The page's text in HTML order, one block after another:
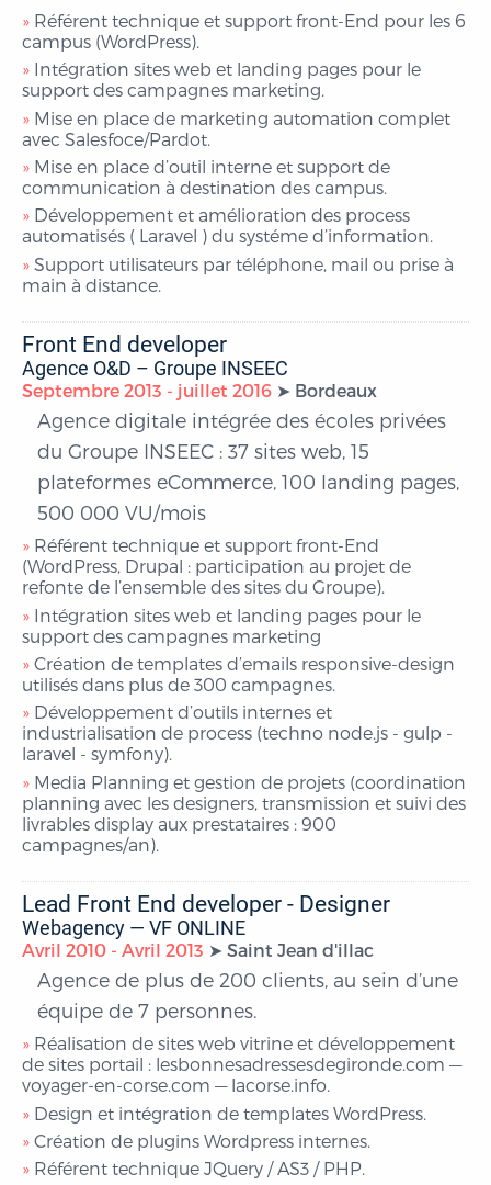
Référent technique et support front-End pour les 6
campus (WordPress).
Intégration sites web et landing pages pour le
support des campagnes marketing.
Mise en place de marketing automation complet
avec Salesfoce/Pardot.
Mise en place d’outil interne et support de
communication à destination des campus.
Développement et amélioration des process
automatisés ( Laravel ) du systéme d’information.
Support utilisateurs par téléphone, mail ou prise à
main à distance.
Front End developer
Agence O&D – Groupe INSEEC
Septembre 2013 - juillet 2016 Bordeaux
Agence digitale intégrée des écoles privées
du Groupe INSEEC : 37 sites web, 15
plateformes eCommerce, 100 landing pages,
500 000 VU/mois
Référent technique et support front-End
(WordPress, Drupal : participation au projet de
refonte de l’ensemble des sites du Groupe).
Intégration sites web et landing pages pour le
support des campagnes marketing
Création de templates d’emails responsive-design
utilisés dans plus de 300 campagnes.
Développement d’outils internes et
industrialisation de process (techno node.js - gulp -
laravel - symfony).
Media Planning et gestion de projets (coordination
planning avec les designers, transmission et suivi des
livrables display aux prestataires : 900
campagnes/an).
Lead Front End developer - Designer
Webagency — VF ONLINE
Avril 2010 - Avril 2013 Saint Jean d'illac
Agence de plus de 200 clients, au sein d’une
équipe de 7 personnes.
Réalisation de sites web vitrine et développement
de sites portail : lesbonnesadressesdegironde.com —
voyager-en-corse.com — lacorse.info.
Design et intégration de templates WordPress.
Création de plugins Wordpress internes.
Référent technique JQuery / AS3 / PHP.